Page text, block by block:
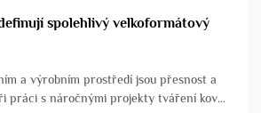
spolehlivý velkoformátový
a výrobním prostředí jsou přesnost a
práci s náročnými projekty tváření kovů.